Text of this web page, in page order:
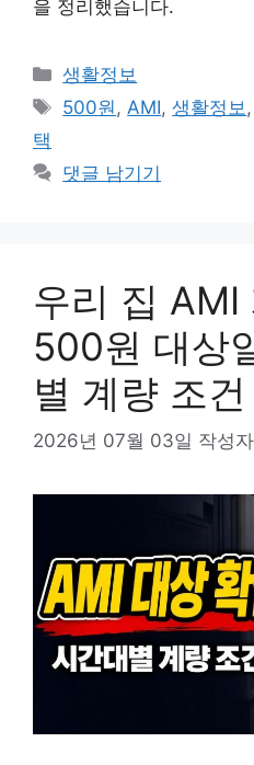
을 정리했습니다.
카
테
생활정보
태
500원 , AMI,생활정보 ,
택
댓글 남기기
우리 집 AMI
500원 대상
별 계량 조건
2026년 07월 03일 작성